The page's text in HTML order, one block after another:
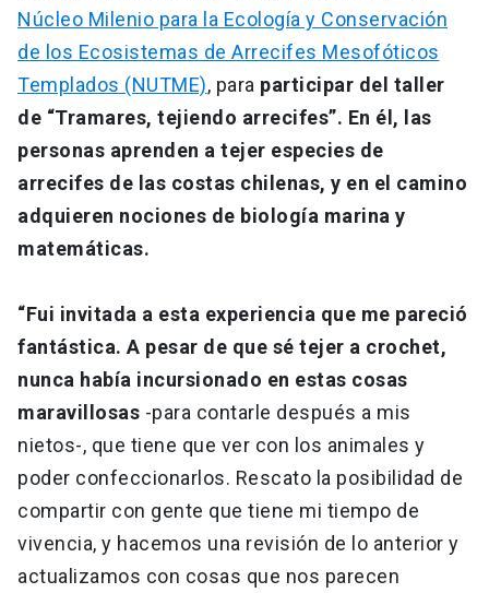
Núcleo Milenio para la Ecología y Conservación
de los Ecosistemas de Arrecifes Mesofóticos
Templados (NUTME), para participar del taller
de “Tramares, tejiendo arrecifes”. En él, las
personas aprenden a tejer especies de
arrecifes de las costas chilenas, y en el camino
adquieren nociones de biología marina y
matemáticas.
“Fui invitada a esta experiencia que me pareció
fantástica. A pesar de que sé tejer a crochet,
nunca había incursionado en estas cosas
maravillosas -para contarle después a mis
nietos-, que tiene que ver con los animales y
poder confeccionarlos. Rescato la posibilidad de
compartir con gente que tiene mi tiempo de
vivencia, y hacemos una revisión de lo anterior y
actualizamos con cosas que nos parecen